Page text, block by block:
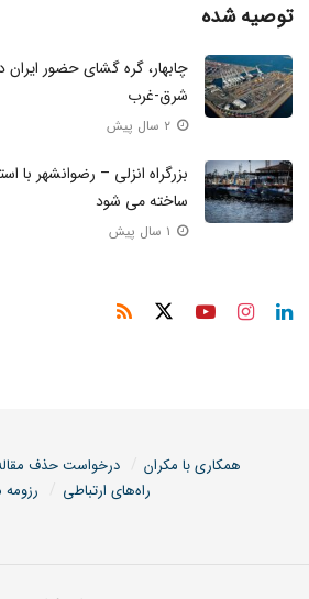
توصیه شده
چابهار، گره گشای حضور
شرق-غرب
بزرگراه انزلی – رضوانشهر با
ساخته می شود
همکاری با مکران درخواست حذف
راه‌های ارتباطی
رزومه